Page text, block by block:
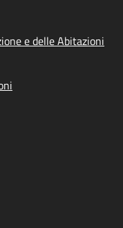
e delle Abitazioni